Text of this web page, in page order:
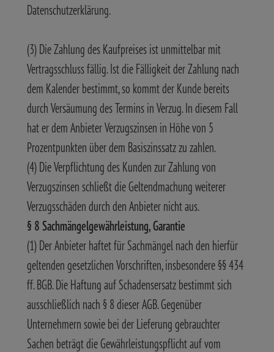
Datenschutzerklärung.
(3) Die Zahlung des Kaufpreises ist unmittelbar mit
Vertragsschluss fällig. Ist die Fälligkeit der Zahlung nach
dem Kalender bestimmt, so kommt der Kunde bereits
durch Versäumung des Termins in Verzug. In diesem Fall
hat er dem Anbieter Verzugszinsen in Höhe von 5
Prozentpunkten über dem Basiszinssatz zu zahlen.
(4) Die Verpflichtung des Kunden zur Zahlung von
Verzugszinsen schließt die Geltendmachung weiterer
Verzugsschäden durch den Anbieter nicht aus.
§ 8 Sachmängelgewährleistung, Garantie
(1) Der Anbieter haftet für Sachmängel nach den hierfür
geltenden gesetzlichen Vorschriften, insbesondere §§ 434
ff. BGB. Die Haftung auf Schadensersatz bestimmt sich
ausschließlich nach § 8 dieser AGB. Gegenüber
Unternehmern sowie bei der Lieferung gebrauchter
Sachen beträgt die Gewährleistungspflicht auf vom